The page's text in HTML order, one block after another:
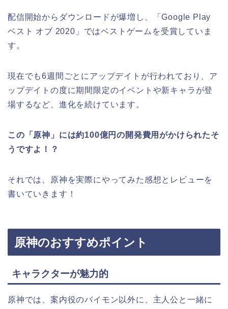
配信開始からダウンロードが爆増し、「Google Play
ベスト オブ 2020」ではベストゲームを受賞していま
す。
現在でも6週間ごとにアップデイトが行われており、ア
ップデイトの度に期間限定のイベントや新キャラが登
場するなど、進化を続けています。
この「原神」には約100億円の開発費用がかけられたそ
うですよ！？
それでは、原神を実際にやってみた感想とレビューを
書いていきます！
原神のおすすめポイント
キャラクターが魅力的
原神では、案内役のバイモン以外に、主人公と一緒に